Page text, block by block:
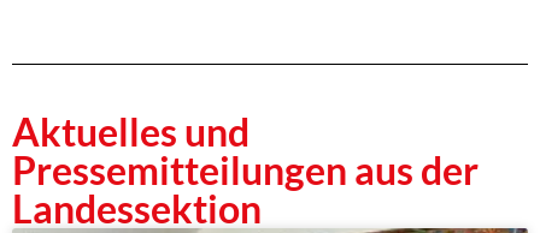
Aktuelles und
Pressemitteilungen aus der
Landessektion